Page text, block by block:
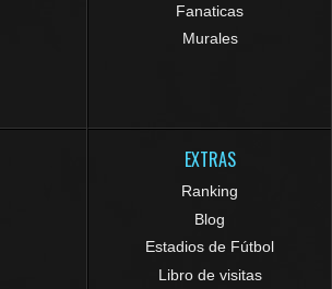
Fanaticas
Murales
EXTRAS
Ranking
Blog
Estadios de Fútbol
Libro de visitas